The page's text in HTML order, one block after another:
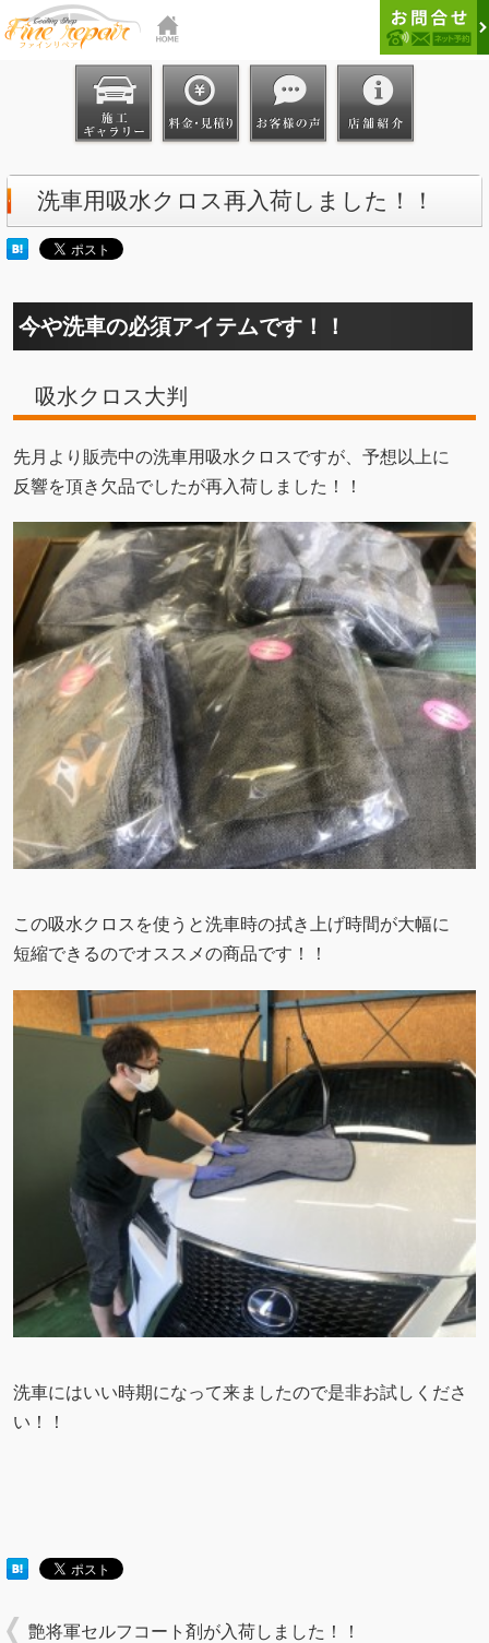
洗車用吸水クロス再入荷しました！！
今や洗車の必須アイテムです！！
吸水クロス大判
先月より販売中の洗車用吸水クロスですが、予想以上に
反響を頂き欠品でしたが再入荷しました！！
この吸水クロスを使うと洗車時の拭き上げ時間が大幅に
短縮できるのでオススメの商品です！！
洗車にはいい時期になって来ましたので是非お試しくださ
い！！
艶将軍セルフコート剤が入荷しました！！